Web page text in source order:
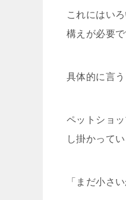
これにはい
構えが必要で
具体的に言
ペットショ
し掛かって
「まだ小さ